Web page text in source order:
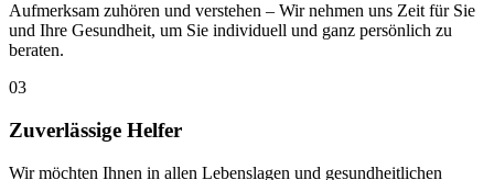
Auf­merk­sam zuhören und verstehen – Wir nehmen uns Zeit für Sie
und Ihre Gesund­heit, um Sie indi­vi­duell und ganz persön­lich zu
beraten.
03
Zuverlässige Helfer
Wir möchten Ihnen in allen Lebens­lagen und gesund­heit­lichen